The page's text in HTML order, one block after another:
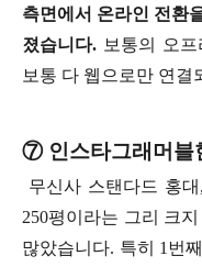
측면에서 온라인 전환
졌습니다. 보통의 오
보통 다 웹으로만 연결
⑦ 인스타그래머블
무신사 스탠다드 홍
250평이라는 그리 크
많았습니다. 특히 1번